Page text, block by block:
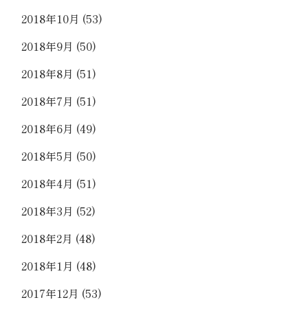
2018年10月 (53)
2018年9月 (50)
2018年8月 (51)
2018年7月 (51)
2018年6月 (49)
2018年5月 (50)
2018年4月 (51)
2018年3月 (52)
2018年2月 (48)
2018年1月 (48)
2017年12月 (53)